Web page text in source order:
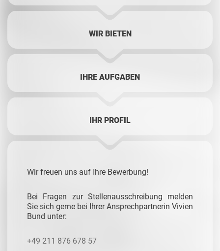
WIR BIETEN
IHRE AUFGABEN
IHR PROFIL
Wir freuen uns auf Ihre Bewerbung!
Bei Fragen zur Stellenausschreibung melden
Sie sich gerne bei Ihrer Ansprechpartnerin Vivien
Bund unter:
+49 211 876 678 57